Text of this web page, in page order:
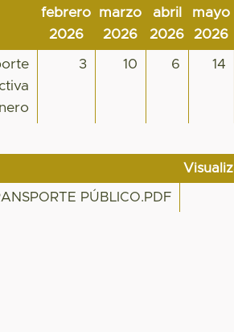
febrero
2026
marzo
2026
abril
2026
mayo
2026
3 10 6 14
PÚBLICO.PDF